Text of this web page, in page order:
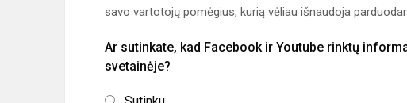
savo vartotojų pomėgius, kurią vėliau išnaudoja
Ar sutinkate, kad Facebook ir Youtube rinktų
svetainėje?